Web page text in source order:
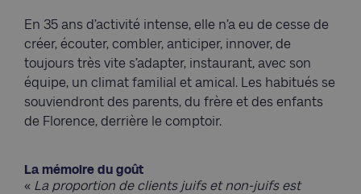
En 35 ans d’activité intense, elle n’a eu de cesse de
créer, écouter, combler, anticiper, innover, de
toujours très vite s’adapter, instaurant, avec son
équipe, un climat familial et amical. Les habitués se
souviendront des parents, du frère et des enfants
de Florence, derrière le comptoir.
La mémoire du goût
« La proportion de clients juifs et non-juifs est